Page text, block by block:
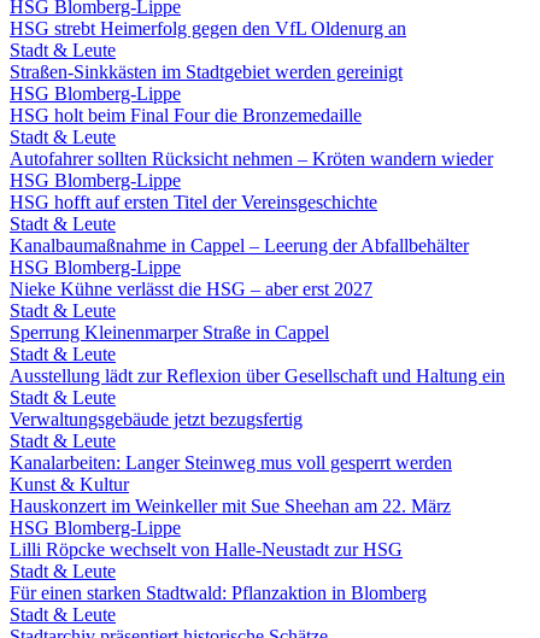
HSG Blomberg-Lippe
HSG strebt Heimerfolg gegen den VfL Oldenurg an
Stadt & Leute
Straßen-Sinkkästen im Stadtgebiet werden gereinigt
HSG Blomberg-Lippe
HSG holt beim Final Four die Bronzemedaille
Stadt & Leute
Autofahrer sollten Rücksicht nehmen – Kröten wandern wieder
HSG Blomberg-Lippe
HSG hofft auf ersten Titel der Vereinsgeschichte
Stadt & Leute
Kanalbaumaßnahme in Cappel – Leerung der Abfallbehälter
HSG Blomberg-Lippe
Nieke Kühne verlässt die HSG – aber erst 2027
Stadt & Leute
Sperrung Kleinenmarper Straße in Cappel
Stadt & Leute
Ausstellung lädt zur Reflexion über Gesellschaft und Haltung ein
Stadt & Leute
Verwaltungsgebäude jetzt bezugsfertig
Stadt & Leute
Kanalarbeiten: Langer Steinweg mus voll gesperrt werden
Kunst & Kultur
Hauskonzert im Weinkeller mit Sue Sheehan am 22. März
HSG Blomberg-Lippe
Lilli Röpcke wechselt von Halle-Neustadt zur HSG
Stadt & Leute
Für einen starken Stadtwald: Pflanzaktion in Blomberg
Stadt & Leute